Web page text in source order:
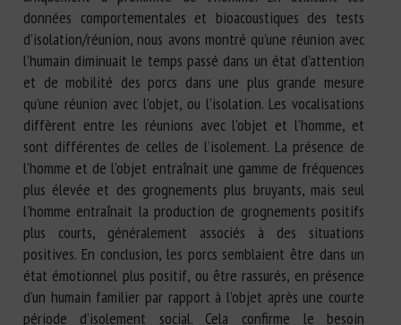
données comportementales et bioacoustiques des tests
d’isolation/réunion, nous avons montré qu’une réunion avec
l’humain diminuait le temps passé dans un état d’attention
et de mobilité des porcs dans une plus grande mesure
qu’une réunion avec l’objet, ou l’isolation. Les vocalisations
diffèrent entre les réunions avec l’objet et l’homme, et
sont différentes de celles de l’isolement. La présence de
l’homme et de l’objet entraînait une gamme de fréquences
plus élevée et des grognements plus bruyants, mais seul
l’homme entraînait la production de grognements positifs
plus courts, généralement associés à des situations
positives. En conclusion, les porcs semblaient être dans un
état émotionnel plus positif, ou être rassurés, en présence
d’un humain familier par rapport à l’objet après une courte
période d’isolement social. Cela confirme le besoin